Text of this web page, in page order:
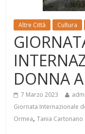
Altre Città Cultura
DONNA
7 Marzo 2023
Giornata Internazionale
Ormea,Tania Cartonano